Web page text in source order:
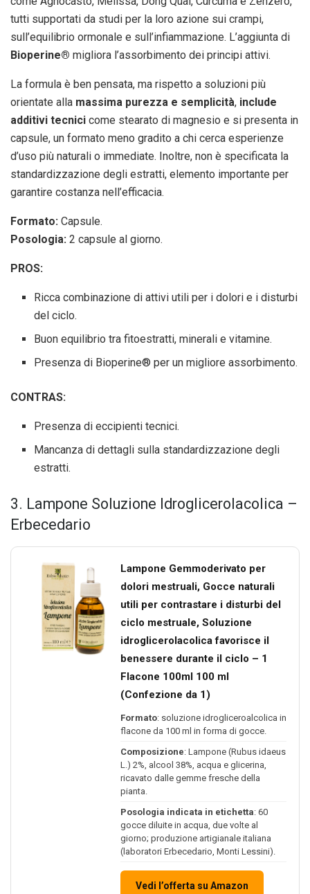
tutti supportati da studi per la loro azione sui crampi,
sull’equilibrio ormonale e sull’infiammazione. L’aggiunta di
Bioperine® migliora l’assorbimento dei principi attivi.
La formula è ben pensata, ma rispetto a soluzioni più
orientate alla massima purezza e semplicità, include
additivi tecnici come stearato di magnesio e si presenta in
capsule, un formato meno gradito a chi cerca esperienze
d’uso più naturali o immediate. Inoltre, non è specificata la
standardizzazione degli estratti, elemento importante per
garantire costanza nell’efficacia.
Formato: Capsule.
Posologia: 2 capsule al giorno.
PROS:
Ricca combinazione di attivi utili per i dolori e i disturbi
del ciclo.
Buon equilibrio tra fitoestratti, minerali e vitamine.
Presenza di Bioperine® per un migliore assorbimento.
CONTRAS:
Presenza di eccipienti tecnici.
Mancanza di dettagli sulla standardizzazione degli
estratti.
3. Lampone Soluzione Idroglicerolacolica –
Erbecedario
Lampone Gemmoderivato per
dolori mestruali, Gocce naturali
utili per contrastare i disturbi del
ciclo mestruale, Soluzione
idroglicerolacolica favorisce il
benessere durante il ciclo – 1
Flacone 100ml 100 ml
(Confezione da 1)
Formato: soluzione idrogliceroalcolica in
flacone da 100 ml in forma di gocce.
Composizione: Lampone (Rubus idaeus
L.) 2%, alcool 38%, acqua e glicerina,
ricavato dalle gemme fresche della
pianta.
Posologia indicata in etichetta: 60
gocce diluite in acqua, due volte al
giorno; produzione artigianale italiana
(laboratori Erbecedario, Monti Lessini).
Vedi l’offerta su Amazon